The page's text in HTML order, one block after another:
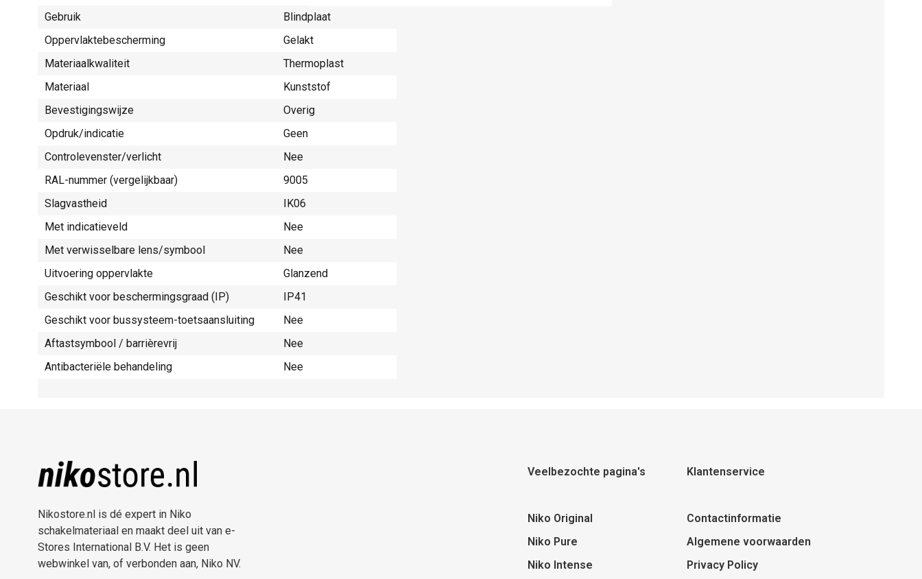
Gebruik
Blindplaat
Oppervlaktebescherming
Gelakt
Materiaalkwaliteit
Thermoplast
Materiaal
Kunststof
Bevestigingswijze
Overig
Opdruk/indicatie
Geen
Controlevenster/verlicht
Nee
RAL-nummer (vergelijkbaar)
9005
Slagvastheid
IK06
Met indicatieveld
Nee
Met verwisselbare lens/symbool
Nee
Uitvoering oppervlakte
Glanzend
Geschikt voor beschermingsgraad (IP)
IP41
Geschikt voor bussysteem-toetsaansluiting
Nee
Aftastsymbool / barrièrevrij
Nee
Antibacteriële behandeling
Nee
Nikostore.nl is dé expert in Niko
schakelmateriaal en maakt deel uit van e-
Stores International B.V. Het is geen
webwinkel van, of verbonden aan, Niko NV.
Veelbezochte pagina's
Niko Original
Niko Pure
Niko Intense
Klantenservice
Contactinformatie
Algemene voorwaarden
Privacy Policy